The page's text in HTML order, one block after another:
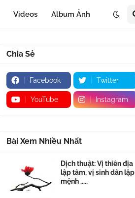
Videos Album Ảnh
Chia Sẻ
Facebook Twitter
YouTube Instagram
Bài Xem Nhiều Nhất
Dịch thuật: Vị thiên địa
lập tâm, vị sinh dân lập
mệnh .....